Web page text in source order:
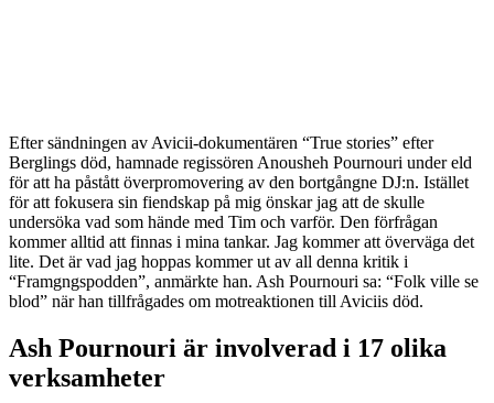
Efter sändningen av Avicii-dokumentären “True stories” efter
Berglings död, hamnade regissören Anousheh Pournouri under eld
för att ha påstått överpromovering av den bortgångne DJ:n. Istället
för att fokusera sin fiendskap på mig önskar jag att de skulle
undersöka vad som hände med Tim och varför. Den förfrågan
kommer alltid att finnas i mina tankar. Jag kommer att överväga det
lite. Det är vad jag hoppas kommer ut av all denna kritik i
“Framgngspodden”, anmärkte han. Ash Pournouri sa: “Folk ville se
blod” när han tillfrågades om motreaktionen till Aviciis död.
Ash Pournouri är involverad i 17 olika
verksamheter